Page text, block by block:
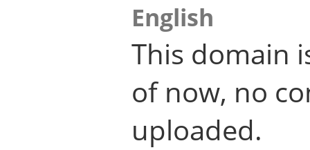
English
This domain
of now, no
uploaded.